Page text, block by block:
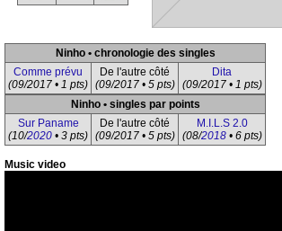
Ninho • chronologie des singles
Comme prévu
(09/2017 • 1 pts)
De l'autre côté
(09/2017 • 5 pts)
Dita
(09/2017 • 1 pts)
Ninho • singles par points
Sur Paname
(10/2020 • 3 pts)
De l'autre côté
(09/2017 • 5 pts)
M.I.L.S 2.0
(08/2018• 6 pts)
Music video